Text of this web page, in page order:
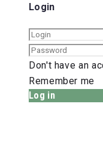
Login
Don't have an
Remember me
Log in